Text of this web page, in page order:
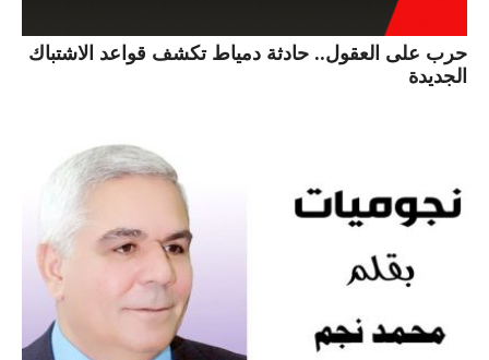
حرب على العقول.. حادثة دمياط تكشف قواعد الاشتباك
الجديدة